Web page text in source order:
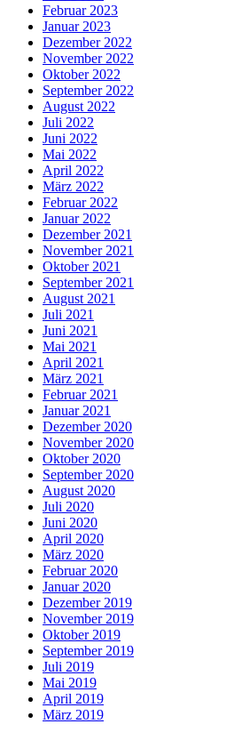
Februar 2023
Januar 2023
Dezember 2022
November 2022
Oktober 2022
September 2022
August 2022
Juli 2022
Juni 2022
Mai 2022
April 2022
März 2022
Februar 2022
Januar 2022
Dezember 2021
November 2021
Oktober 2021
September 2021
August 2021
Juli 2021
Juni 2021
Mai 2021
April 2021
März 2021
Februar 2021
Januar 2021
Dezember 2020
November 2020
Oktober 2020
September 2020
August 2020
Juli 2020
Juni 2020
April 2020
März 2020
Februar 2020
Januar 2020
Dezember 2019
November 2019
Oktober 2019
September 2019
Juli 2019
Mai 2019
April 2019
März 2019